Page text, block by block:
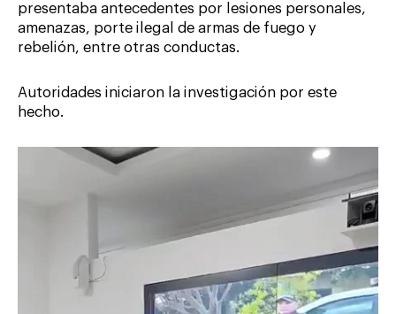
presentaba antecedentes por lesiones personales,
amenazas, porte ilegal de armas de fuego y
rebelión, entre otras conductas.
Autoridades iniciaron la investigación por este
hecho.